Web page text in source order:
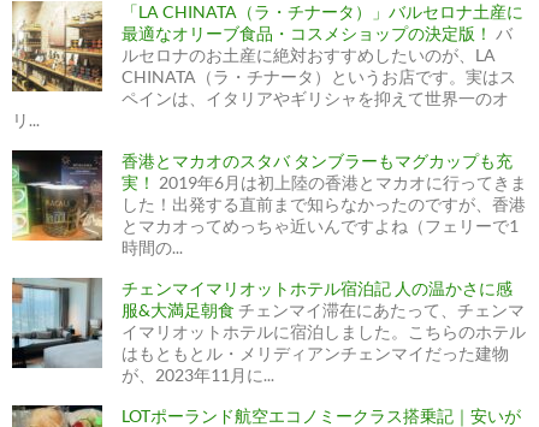
「LA CHINATA（ラ・チナータ）」バルセロナ土産に
最適なオリーブ食品・コスメショップの決定版！ バ
ルセロナのお土産に絶対おすすめしたいのが、LA
CHINATA（ラ・チナータ）というお店です。実はス
ペインは、イタリアやギリシャを抑えて世界一のオ
リ...
香港とマカオのスタバ タンブラーもマグカップも充
実！ 2019年6月は初上陸の香港とマカオに行ってきま
した！出発する直前まで知らなかったのですが、香港
とマカオってめっちゃ近いんですよね（フェリーで1
時間の...
チェンマイマリオットホテル宿泊記 人の温かさに感
服&大満足朝食 チェンマイ滞在にあたって、チェンマ
イマリオットホテルに宿泊しました。こちらのホテル
はもともとル・メリディアンチェンマイだった建物
が、2023年11月に...
LOTポーランド航空エコノミークラス搭乗記｜安いが